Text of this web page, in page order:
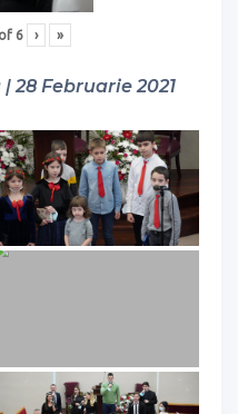
of 6 › »
28 Februarie 2021